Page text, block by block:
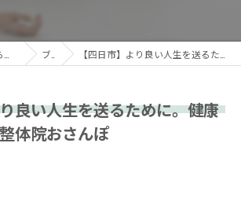
ブログ 【四日市】より良い人生を送るために。健康寿命とは？｜整体院おさんぽ
良い人生を送るために。健康
体院おさんぽ